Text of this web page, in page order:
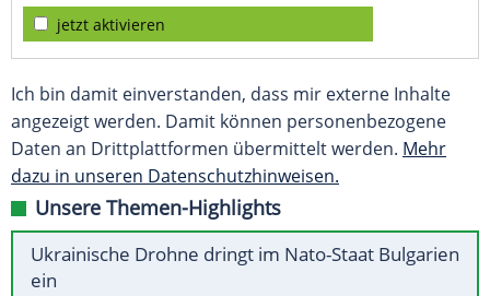
jetzt aktivieren
Ich bin damit einverstanden, dass mir externe Inhalte
angezeigt werden. Damit können personenbezogene
Daten an Drittplattformen übermittelt werden. Mehr
dazu in unseren Datenschutzhinweisen.
Unsere Themen-Highlights
Ukrainische Drohne dringt im Nato-Staat Bulgarien
ein